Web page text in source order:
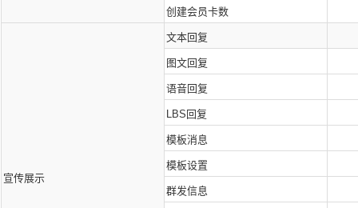
创建会员卡数
宣传展示
文本回复
图文回复
语音回复
LBS回复
模板消息
模板设置
群发信息